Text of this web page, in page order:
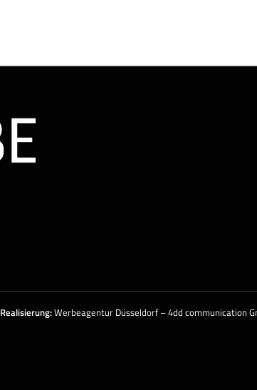
Realisierung:Werbeagentur Düsseldorf – 4dd communication